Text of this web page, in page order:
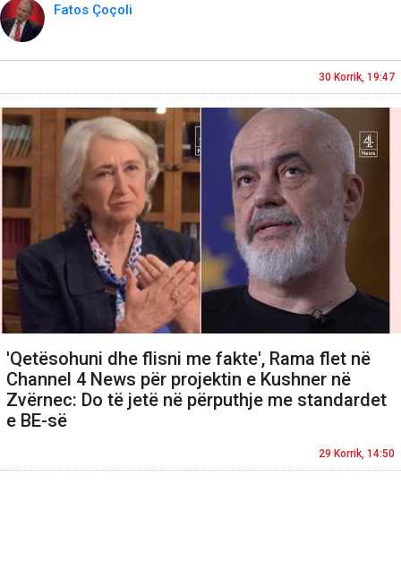
Fatos Çoçoli
30 Korrik, 19:47
'Qetësohuni dhe flisni me fakte', Rama flet në
Channel 4 News për projektin e Kushner në
Zvërnec: Do të jetë në përputhje me standardet
e BE-së
29 Korrik, 14:50